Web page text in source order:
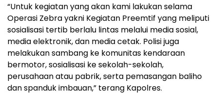
“Untuk kegiatan yang akan kami lakukan selama
Operasi Zebra yakni Kegiatan Preemtif yang meliputi
sosialisasi tertib berlalu lintas melalui media sosial,
media elektronik, dan media cetak. Polisi juga
melakukan sambang ke komunitas kendaraan
bermotor, sosialisasi ke sekolah-sekolah,
perusahaan atau pabrik, serta pemasangan baliho
dan spanduk imbauan,” terang Kapolres.